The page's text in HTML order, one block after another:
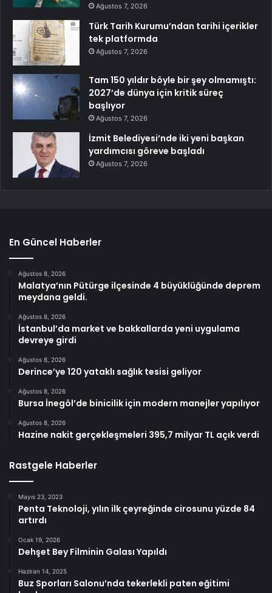
Ağustos 7, 2026
Türk Tarih Kurumu’ndan tarihi içerikler
tek platformda
Ağustos 7, 2026
Tam 150 yıldır böyle bir şey olmamıştı:
2027’de dünya için kritik süreç
başlıyor
Ağustos 7, 2026
İzmit Belediyesi’nde iki yeni başkan
yardımcısı göreve başladı
Ağustos 7, 2026
En Güncel Haberler
Ağustos 8, 2026
Malatya’nın Pütürge ilçesinde 4 büyüklüğünde deprem
meydana geldi.
Ağustos 8, 2026
İstanbul’da market ve bakkallarda yeni uygulama
devreye girdi
Ağustos 8, 2026
Derince’ye 120 yataklı sağlık tesisi geliyor
Ağustos 8, 2026
Bursa İnegöl’de binicilik için modern manejler yapılıyor
Ağustos 8, 2026
Hazine nakit gerçekleşmeleri 395,7 milyar TL açık verdi
Rastgele Haberler
Mayıs 23, 2023
Penta Teknoloji, yılın ilk çeyreğinde cirosunu yüzde 84
artırdı
Ocak 19, 2026
Dehşet Bey Filminin Galası Yapıldı
Haziran 14, 2025
Buz Sporları Salonu’nda tekerlekli paten eğitimi